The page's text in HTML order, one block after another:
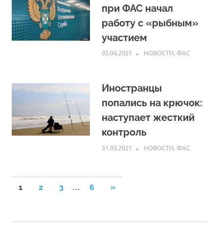
при ФАС начал
работу с «рыбным»
участием
02.04.2021 ARPP
НОВОСТИ, ФАС
Иностранцы
попались на крючок:
наступает жесткий
контроль
31.03.2021 ARPP
НОВОСТИ, ФАС
Навигация
1 2 3 6
NEXT
»